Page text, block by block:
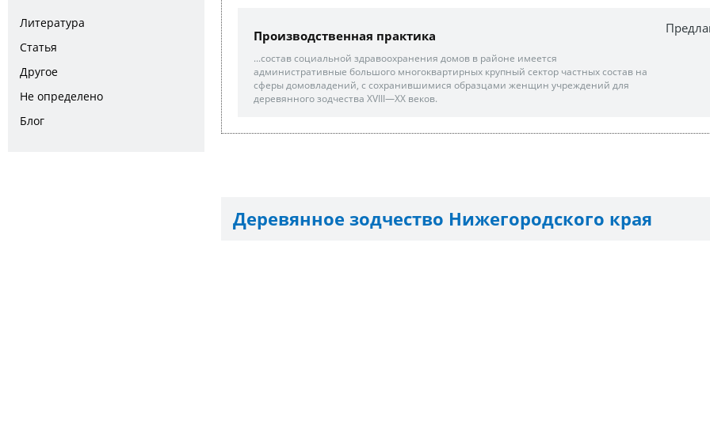
Литература
Статья
Другое
Не определено
Блог
Производственная практика
...состав социальной здравоохранения домов в районе имеется
административные большого многоквартирных крупный сектор частных состав на
сферы домовладений, с сохранившимися образцами женщин учреждений для
деревянного зодчества XVIII—XX веков.
Деревянное зодчество Нижегородского края